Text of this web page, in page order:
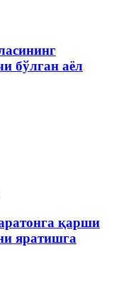
бўлган аёл
қарши
яратишга